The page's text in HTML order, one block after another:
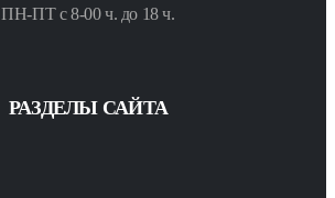
ПН-ПТ с 8-00 ч. до 18 ч.
РАЗДЕЛЫ САЙТА